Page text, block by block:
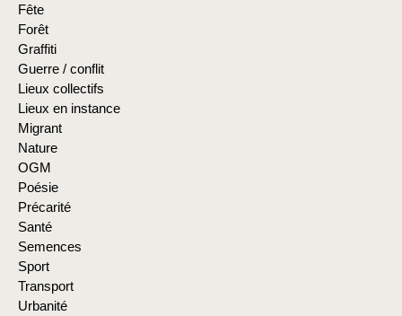
Fête
Forêt
Graffiti
Guerre / conflit
Lieux collectifs
Lieux en instance
Migrant
Nature
OGM
Poésie
Précarité
Santé
Semences
Sport
Transport
Urbanité